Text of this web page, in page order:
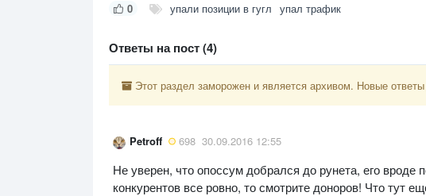
0 упали позиции в гугл упал трафик
Ответы на пост (4)
Этот раздел заморожен и является архивом. Новые
Petroff 698 30.09.2016 12:55
Не уверен, что опоссум добрался до рунета, его вроде
конкурентов все ровно, то смотрите доноров! Что тут